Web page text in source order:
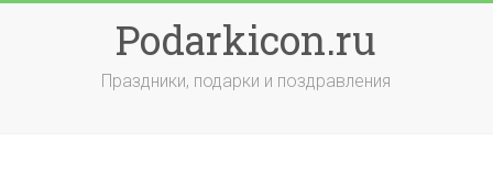
Podarkicon.ru
Праздники, подарки и поздравления